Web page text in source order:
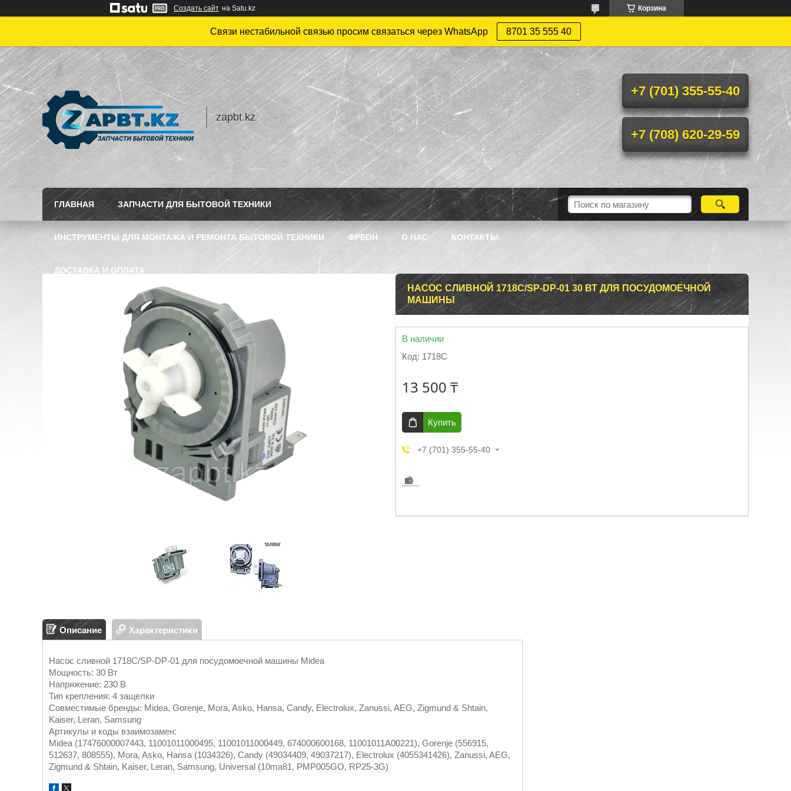
Создать сайт на Satu.kz Корзина
Связи нестабильной связью просим связаться через WhatsApp 8701 35 555 40
zapbt.kz
+7 (701) 355-55-40
+7 (708) 620-29-59
ГЛАВНАЯ ЗАПЧАСТИ ДЛЯ БЫТОВОЙ ТЕХНИКИ
ИНСТРУМЕНТЫ ДЛЯ МОНТАЖА И РЕМОНТА БЫТОВОЙ ТЕХНИКИ ФРЕОН О НАС КОНТАКТЫ
ДОСТАВКА И ОПЛАТА
НАСОС СЛИВНОЙ 1718C/SP-DP-01 30 ВТ ДЛЯ ПОСУДОМОЕЧНОЙ
МАШИНЫ
В наличии
Код: 1718C
13 500 ₸
Купить
+7 (701) 355-55-40
Описание Характеристики
Насос сливной 1718C/SP-DP-01 для посудомоечной машины Midea
Мощность: 30 Вт
Напряжение: 230 В
Тип крепления: 4 защелки
Совместимые бренды: Midea, Gorenje, Mora, Asko, Hansa, Candy, Electrolux, Zanussi, AEG, Zigmund & Shtain,
Kaiser, Leran, Samsung
Артикулы и коды взаимозамен:
Midea (17476000007443, 11001011000495, 11001011000449, 674000600168, 11001011A00221), Gorenje (556915,
512637, 808555), Mora, Asko, Hansa (1034326), Candy (49034409, 49037217), Electrolux (4055341426), Zanussi, AEG,
Zigmund & Shtain, Kaiser, Leran, Samsung, Universal (10ma81, PMP005GO, RP25-3G)